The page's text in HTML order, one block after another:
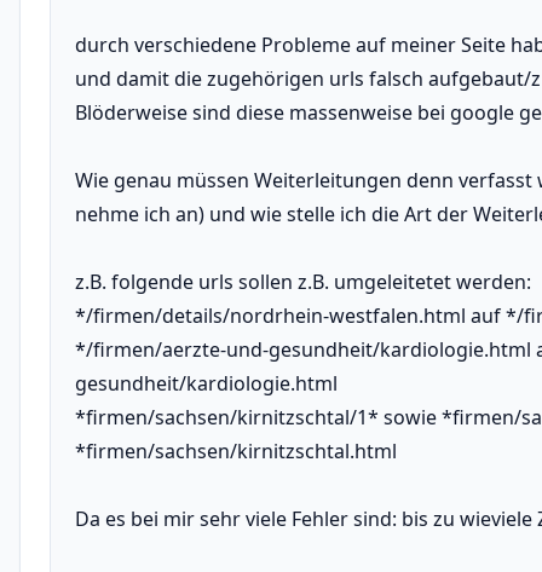
durch verschiedene Probleme auf meiner Seite
und damit die zugehörigen urls falsch aufgebaut/
Blöderweise sind diese massenweise bei google
Wie genau müssen Weiterleitungen denn
nehme ich an) und wie stelle ich die Art der
z.B. folgende urls sollen z.B. umgeleitetet werden:
*/firmen/details/nordrhein-westfalen.html auf */
*/firmen/aerzte-und-gesundheit/kardiologie.html
gesundheit/kardiologie.html
*firmen/sachsen/kirnitzschtal/1* sowie *firmen/
*firmen/sachsen/kirnitzschtal.html
Da es bei mir sehr viele Fehler sind: bis zu